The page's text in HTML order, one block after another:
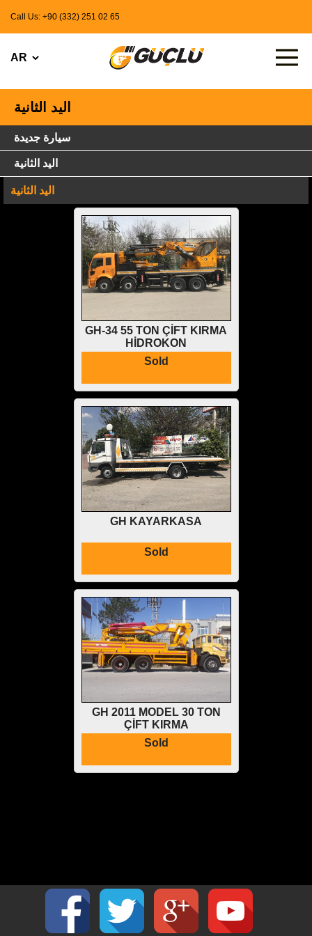
Call Us: +90 (332) 251 02 65
اليد الثانية
سيارة جديدة
اليد الثانية
اليد الثانية
GH-34 55 TON ÇİFT KIRMA
HİDROKON
Sold
GH KAYARKASA
Sold
GH 2011 MODEL 30 TON
ÇİFT KIRMA
Sold